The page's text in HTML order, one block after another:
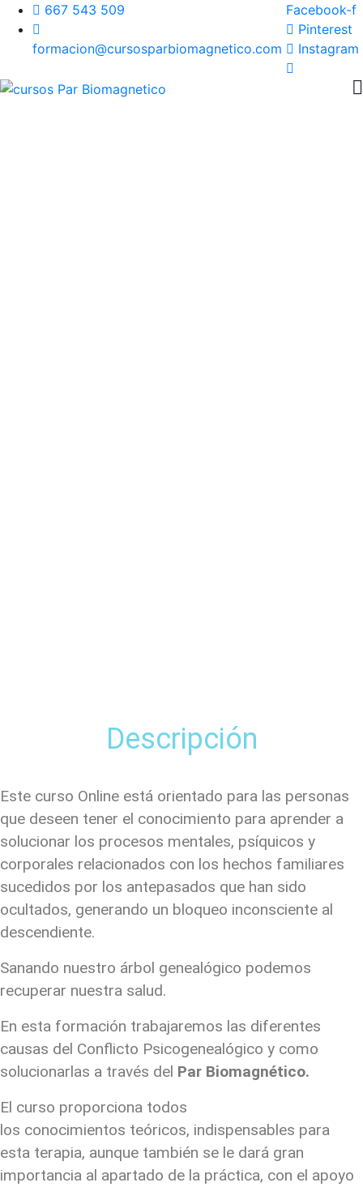
667 543 509
formacion@cursosparbiomagnetico.com
Facebook-f
Pinterest
Instagram
Descripción
Este curso Online está orientado para las personas
que deseen tener el conocimiento para aprender a
solucionar los procesos mentales, psíquicos y
corporales relacionados con los hechos familiares
sucedidos por los antepasados que han sido
ocultados, generando un bloqueo inconsciente al
descendiente.
Sanando nuestro árbol genealógico podemos
recuperar nuestra salud.
En esta formación trabajaremos las diferentes
causas del Conflicto Psicogenealógico y como
solucionarlas a través del Par Biomagnético.
El curso proporciona todos
los conocimientos teóricos, indispensables para
esta terapia, aunque también se le dará gran
importancia al apartado de la práctica, con el apoyo